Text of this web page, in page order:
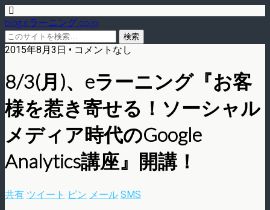
blog.eラーニング.co.jp
2015年8月3日 • コメントなし
8/3(月)、eラーニング『お客
様を惹き寄せる！ソーシャル
メディア時代のGoogle
Analytics講座』開講！
共有 ツイート ピン メール SMS